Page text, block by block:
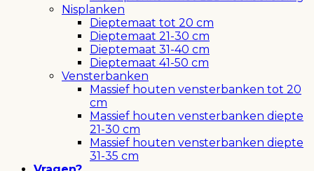
Nisplanken
Dieptemaat tot 20 cm
Dieptemaat 21-30 cm
Dieptemaat 31-40 cm
Dieptemaat 41-50 cm
Vensterbanken
Massief houten vensterbanken tot 20
cm
Massief houten vensterbanken diepte
21-30 cm
Massief houten vensterbanken diepte
31-35 cm